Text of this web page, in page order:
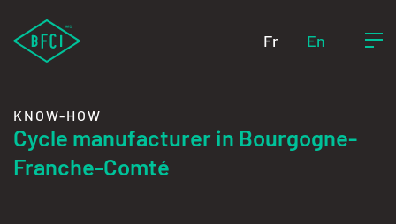
Fr En
KNOW-HOW
Cycle manufacturer in Bourgogne-
Franche-Comté